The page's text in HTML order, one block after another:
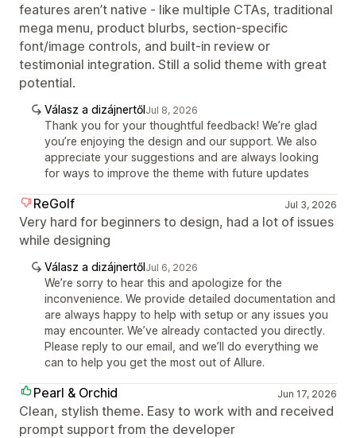
features aren’t native - like multiple CTAs, traditional
mega menu, product blurbs, section‑specific
font/image controls, and built‑in review or
testimonial integration. Still a solid theme with great
potential.
Válasz a dizájnertőlJul 8, 2026
Thank you for your thoughtful feedback! We’re glad
you’re enjoying the design and our support. We also
appreciate your suggestions and are always looking
for ways to improve the theme with future updates
ReGolf Jul 3, 2026
Very hard for beginners to design, had a lot of issues
while designing
Válasz a dizájnertőlJul 6, 2026
We’re sorry to hear this and apologize for the
inconvenience. We provide detailed documentation and
are always happy to help with setup or any issues you
may encounter. We’ve already contacted you directly.
Please reply to our email, and we’ll do everything we
can to help you get the most out of Allure.
Pearl & Orchid Jun 17, 2026
Clean, stylish theme. Easy to work with and received
prompt support from the developer